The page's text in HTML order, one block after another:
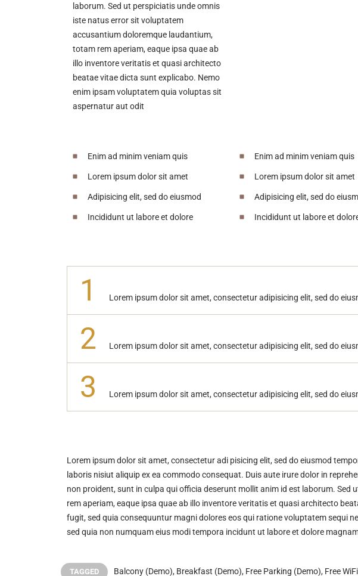
laborum. Sed ut perspiciatis unde omnis
iste natus error sit voluptatem
accusantium doloremque laudantium,
totam rem aperiam, eaque ipsa quae ab
illo inventore veritatis et quasi architecto
beatae vitae dicta sunt explicabo. Nemo
enim ipsam voluptatem quia voluptas sit
aspernatur aut odit
Enim ad minim veniam quis
Lorem ipsum dolor sit amet
Adipisicing elit, sed do eiusmod
Incididunt ut labore et dolore
Enim ad minim veniam quis
Lorem ipsum dolor sit amet
Adipisicing elit, sed do
Incididunt ut labore et
1 Lorem ipsum dolor sit amet, consectetur adipisicing elit, sed do
2 Lorem ipsum dolor sit amet, consectetur adipisicing elit, sed do
3 Lorem ipsum dolor sit amet, consectetur adipisicing elit, sed do
Lorem ipsum dolor sit amet, consectetur adi pisicing elit, sed do eiusmod
laboris nisiut aliquip ex ea commodo consequat. Duis aute irure dolor in
non proident, sunt in culpa qui officia deserunt mollit anim id est laborum.
rem aperiam, eaque ipsa quae ab illo inventore veritatis et quasi architecto
fugit, sed quia consequuntur magni dolores eos qui ratione voluptatem sequi
sed quia non numquam eius modi tempora incidunt ut labore et dolore
TAGGED Balcony (Demo), Breakfast (Demo), Free Parking (Demo), Free